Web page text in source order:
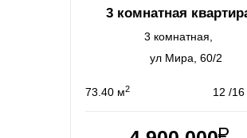
3 комнатная
3 комнатная,
ул Мира, 60/2
73.40 м2 12 /16